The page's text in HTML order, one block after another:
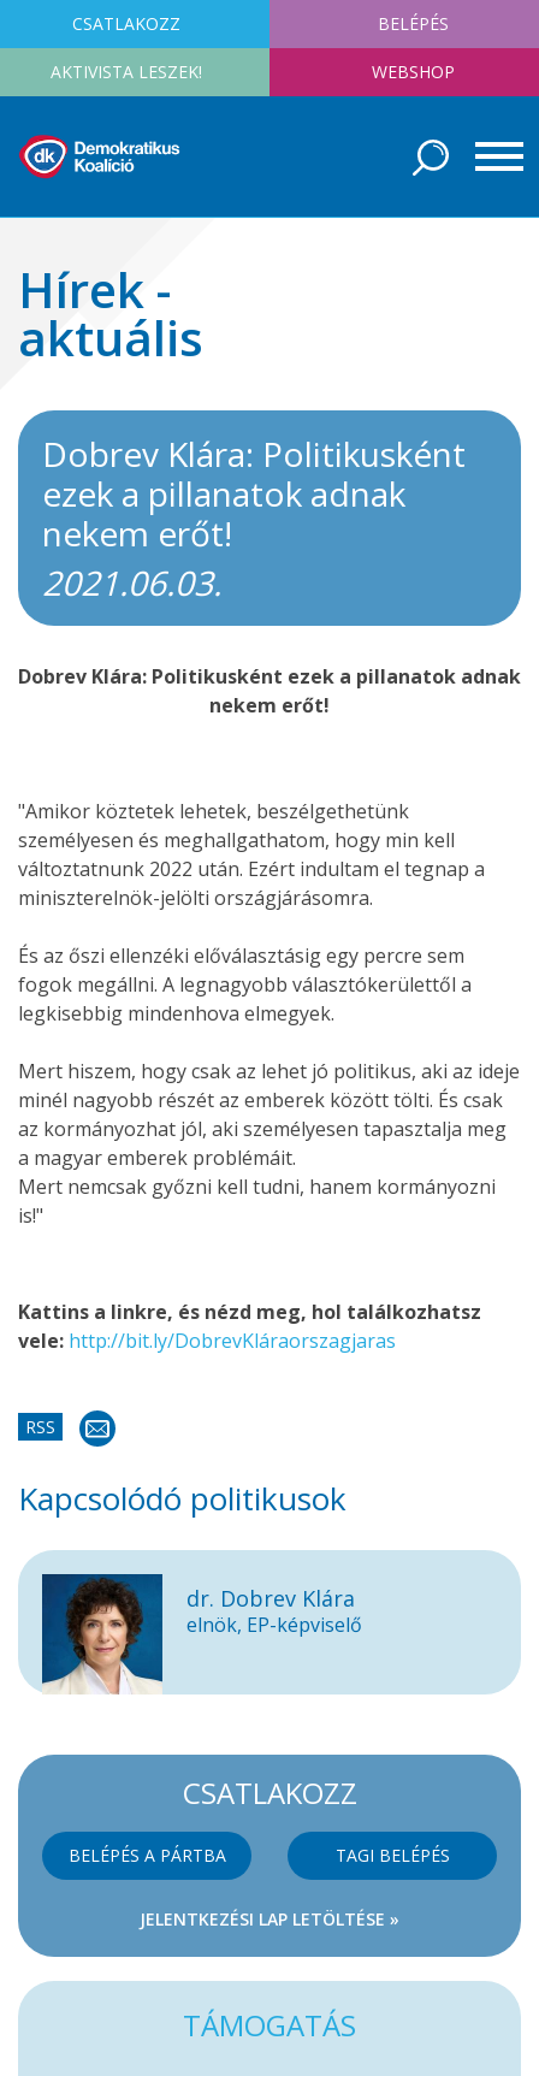
CSATLAKOZZ BELÉPÉS
AKTIVISTA LESZEK! WEBSHOP
Hírek -
aktuális
Dobrev Klára: Politikusként
ezek a pillanatok adnak
nekem erőt!
2021.06.03.
Dobrev Klára: Politikusként ezek a pillanatok adnak
nekem erőt!
"Amikor köztetek lehetek, beszélgethetünk
személyesen és meghallgathatom, hogy min kell
változtatnunk 2022 után. Ezért indultam el tegnap a
miniszterelnök-jelölti országjárásomra.
És az őszi ellenzéki előválasztásig egy percre sem
fogok megállni. A legnagyobb választókerülettől a
legkisebbig mindenhova elmegyek.
Mert hiszem, hogy csak az lehet jó politikus, aki az ideje
minél nagyobb részét az emberek között tölti. És csak
az kormányozhat jól, aki személyesen tapasztalja meg
a magyar emberek problémáit.
Mert nemcsak győzni kell tudni, hanem kormányozni
is!"
Kattins a linkre, és nézd meg, hol találkozhatsz
vele: http://bit.ly/DobrevKláraorszagjaras
RSS
Kapcsolódó politikusok
dr. Dobrev Klára
elnök, EP-képviselő
CSATLAKOZZ
BELÉPÉS A PÁRTBA TAGI BELÉPÉS
JELENTKEZÉSI LAP LETÖLTÉSE »
TÁMOGATÁS